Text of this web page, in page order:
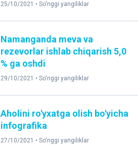
25/10/2021 • So'nggi yangiliklar
Namanganda meva va
rezevorlar ishlab chiqarish 5,0
% ga oshdi
29/10/2021 • So'nggi yangiliklar
Aholini ro'yxatga olish bo'yicha
infografika
27/10/2021 • So'nggi yangiliklar